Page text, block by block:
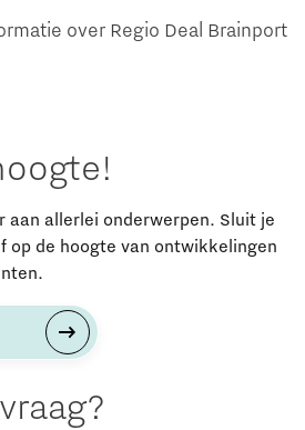
over Regio Deal Brainport
aan allerlei onderwerpen. Sluit je
op de hoogte van ontwikkelingen